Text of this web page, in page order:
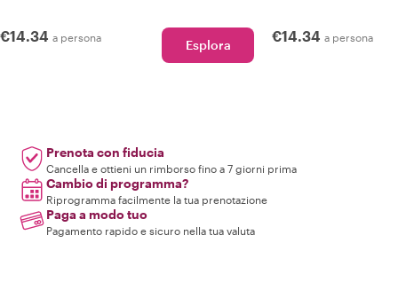
€14.34 a persona Esplora
€14.34 a persona
Prenota con fiducia
Cancella e ottieni un rimborso fino a 7 giorni prima
Cambio di programma?
Riprogramma facilmente la tua prenotazione
Paga a modo tuo
Pagamento rapido e sicuro nella tua valuta